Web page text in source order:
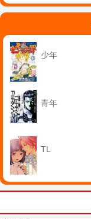
少年
青年
TL